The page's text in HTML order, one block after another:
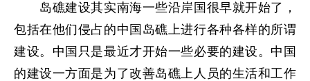
岛礁建设其实南海一些沿岸国很早就开始了，
包括在他们侵占的中国岛礁上进行各种各样的所谓
建设。中国只是最近才开始一些必要的建设。中国
的建设一方面是为了改善岛礁上人员的生活和工作